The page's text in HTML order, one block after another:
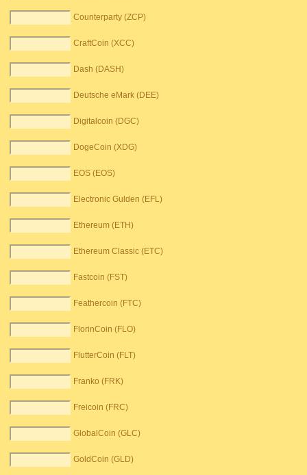
Counterparty (ZCP)
CraftCoin (XCC)
Dash (DASH)
Deutsche eMark (DEE)
Digitalcoin (DGC)
DogeCoin (XDG)
EOS (EOS)
Electronic Gulden (EFL)
Ethereum (ETH)
Ethereum Classic (ETC)
Fastcoin (FST)
Feathercoin (FTC)
FlorinCoin (FLO)
FlutterCoin (FLT)
Franko (FRK)
Freicoin (FRC)
GlobalCoin (GLC)
GoldCoin (GLD)